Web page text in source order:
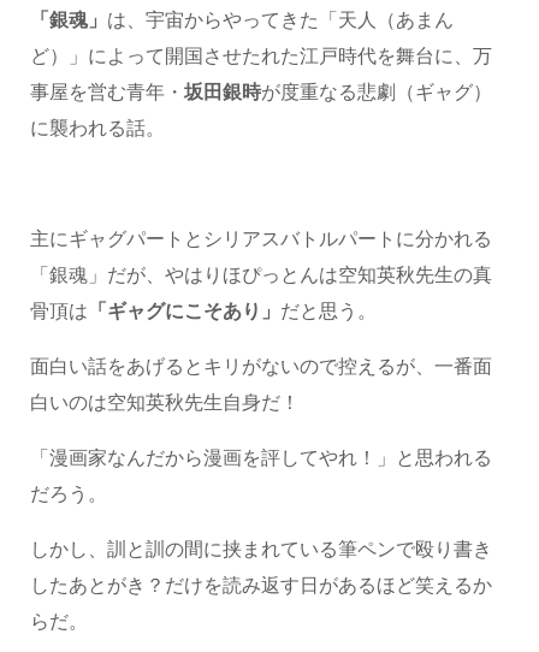
「銀魂」 は、宇宙からやってきた「天人（あまん
ど）」によって開国させたれた江戸時代を舞台に、万
事屋を営む青年・ 坂田銀時が度重なる悲劇（ギャグ）
に襲われる話。
主にギャグパートとシリアスバトルパートに分かれる
「銀魂」だが、やはりほぴっとんは空知英秋先生の真
骨頂は 「ギャグにこそあり」 だと思う。
面白い話をあげるとキリがないので控えるが、一番面
白いのは空知英秋先生自身だ！
「漫画家なんだから漫画を評してやれ！」と思われる
だろう。
しかし、訓と訓の間に挟まれている筆ペンで殴り書き
したあとがき？だけを読み返す日があるほど笑えるか
らだ。